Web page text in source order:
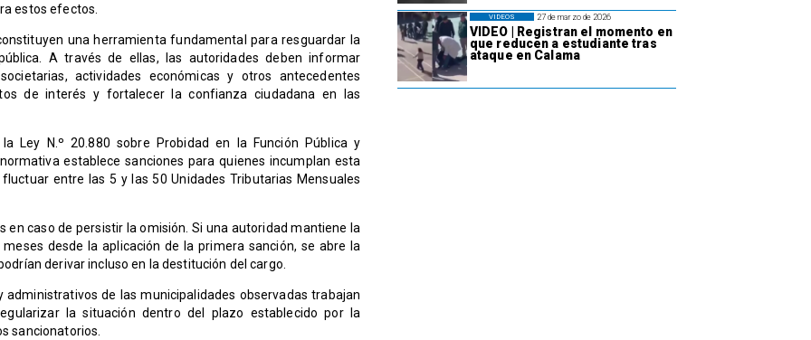
estos efectos.
una herramienta fundamental para resguardar la
A través de ellas, las autoridades deben informar
actividades económicas y otros antecedentes
de interés y fortalecer la confianza ciudadana en las
Ley N.º 20.880 sobre Probidad en la Función Pública y
establece sanciones para quienes incumplan esta
entre las 5 y las 50 Unidades Tributarias Mensuales
en caso de persistir la omisión. Si una autoridad mantiene la
desde la aplicación de la primera sanción, se abre la
derivar incluso en la destitución del cargo.
administrativos de las municipalidades observadas trabajan
la situación dentro del plazo establecido por la
sancionatorios.
27 de marzo de 2026
VIDEO | Registran el momento en
que reducen a estudiante tras
ataque en Calama
VIDEOS